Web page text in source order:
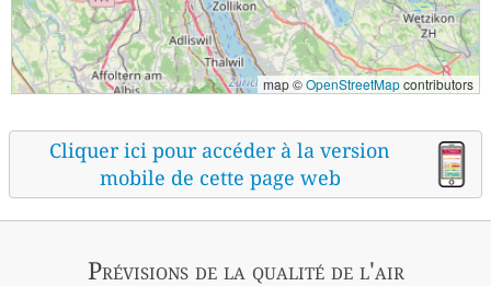
map ©OpenStreetMapcontributors
Cliquer ici pour accéder à la version
mobile de cette page web
Prévisionsde la qualité de l'air